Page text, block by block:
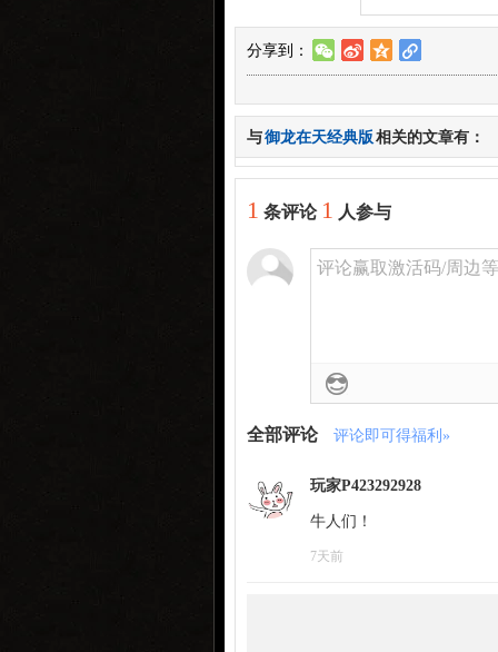
分享到： w t z l
与御龙在天经典版相关的文章有：
1 条评论 1 人参与
评论赢取激活码/周边
全部评论 评论即可得福利»
玩家P423292928
牛人们！
7天前